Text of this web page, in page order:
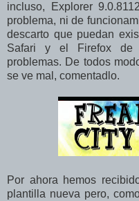
incluso, Explorer
problema, ni de
descarto que puedan
Safari y el Firefox de
problemas. De todos
se ve mal, comentadlo.
Por ahora hemos
plantilla nueva pero,